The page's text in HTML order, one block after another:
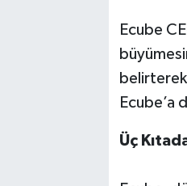
Ecube
Ecube’a
Üç